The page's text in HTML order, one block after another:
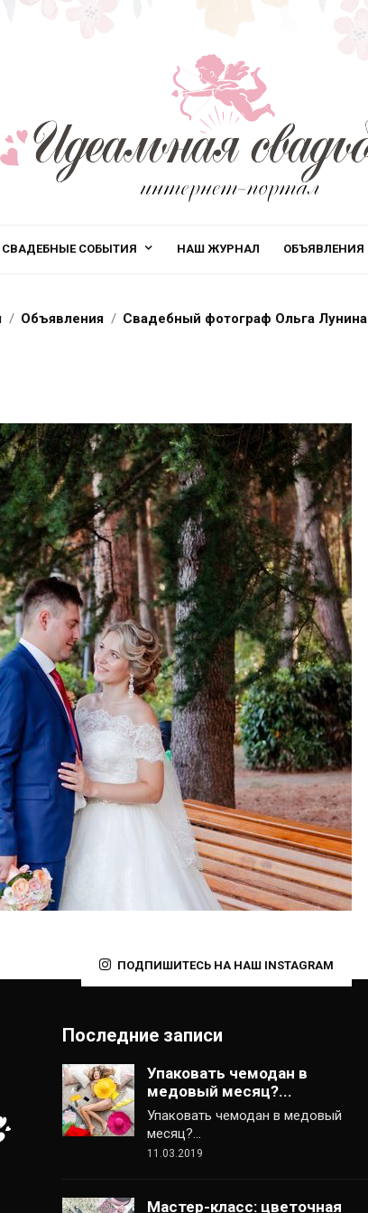
СВАДЕБНЫЕ СОБЫТИЯ НАШ ЖУРНАЛ ОБЪЯВЛЕНИЯ
Объявления Свадебный фотограф Ольга Лунина
ПОДПИШИТЕСЬ НА НАШ INSTAGRAM
Последние записи
Упаковать чемодан в
медовый месяц?...
Упаковать чемодан в медовый
месяц?…
11.03.2019
Мастер-класс: цветочная